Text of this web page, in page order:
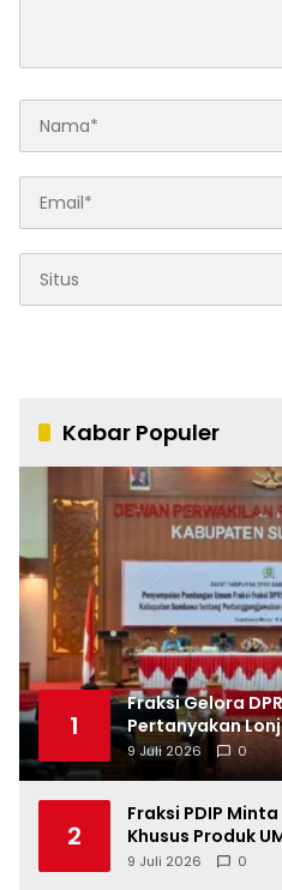
Kabar Populer
1
Fraksi Gelora
Pertanyakan
9 Juli 2026 0
2
Fraksi PDIP
Khusus Produk
9 Juli 2026 0